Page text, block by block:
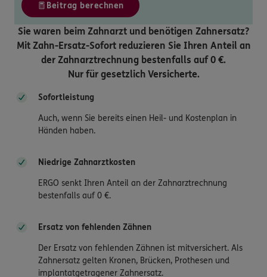
Beitrag berechnen
Sie waren beim Zahnarzt und benötigen Zahnersatz?
Mit Zahn-Ersatz-Sofort reduzieren Sie Ihren Anteil an
der Zahnarztrechnung bestenfalls auf 0 €.
Nur für gesetzlich Versicherte.
Sofortleistung
Auch, wenn Sie bereits einen Heil- und Kostenplan in
Händen haben.
Niedrige Zahnarztkosten
ERGO senkt Ihren Anteil an der Zahnarztrechnung
bestenfalls auf 0 €.
Ersatz von fehlenden Zähnen
Der Ersatz von fehlenden Zähnen ist mitversichert. Als
Zahnersatz gelten Kronen, Brücken, Prothesen und
implantatgetragener Zahnersatz.